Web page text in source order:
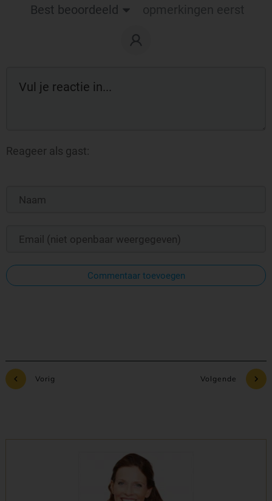
Best beoordeeld
opmerkingen eerst
Reageer als gast:
Commentaar toevoegen
Vorig Volgende